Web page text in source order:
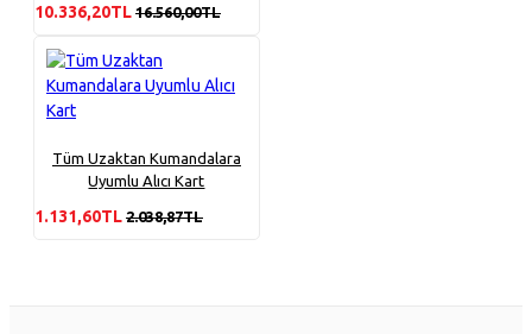
10.336,20TL 16.560,00TL
Tüm Uzaktan Kumandalara
Uyumlu Alıcı Kart
1.131,60TL 2.038,87TL